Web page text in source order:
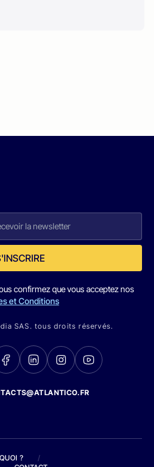
confirmez que vous acceptez nos
et Conditions
SAS. tous droits réservés.
?
/